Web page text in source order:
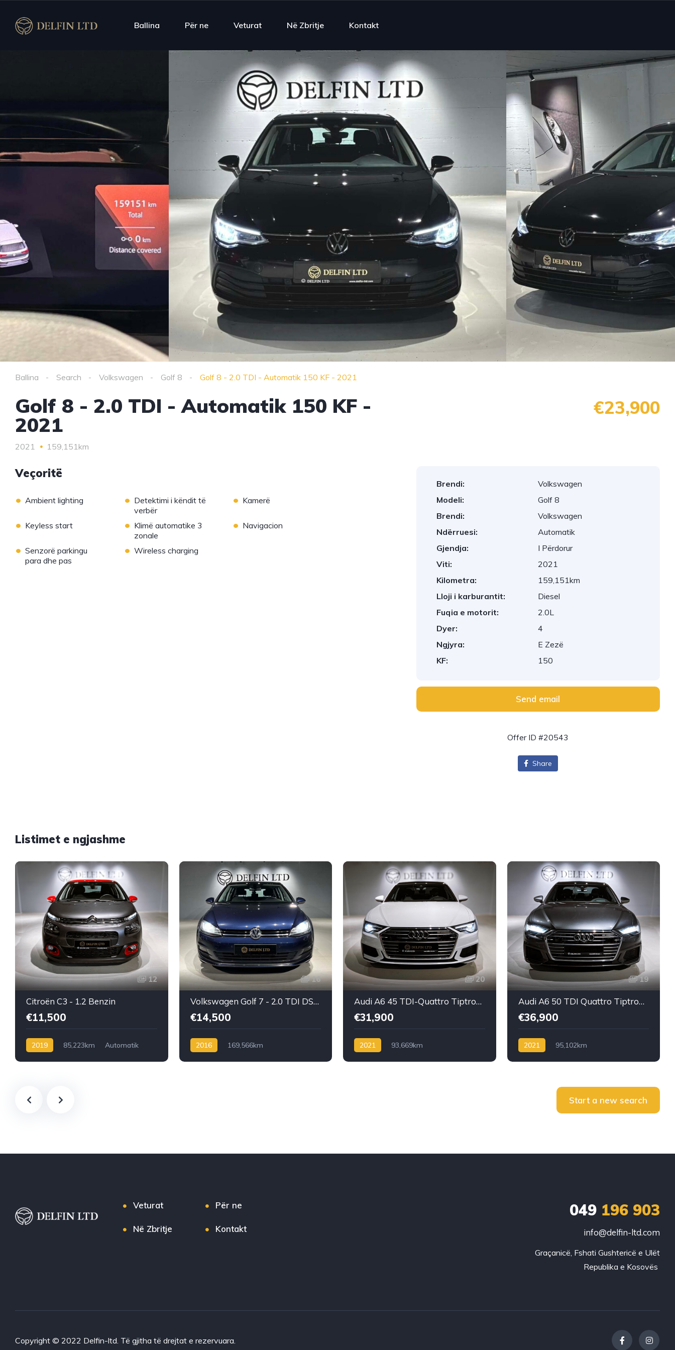
Ballina Për ne Veturat Në Zbritje Kontakt
Ballina Search Volkswagen Golf 8 Golf 8 - 2.0 TDI - Automatik 150 KF - 2021
Golf 8 - 2.0 TDI - Automatik 150 KF -
2021
2021 159,151km
€23,900
Veçoritë
• Ambient lighting • Detektimi i këndit të
verbër
• Kamerë
• Keyless start • Klimë automatike 3
zonale
• Navigacion
• Senzorë parkingu
para dhe pas
• Wireless charging
Brendi:
Volkswagen
Modeli:
Golf 8
Brendi:
Volkswagen
Ndërruesi:
Automatik
Gjendja:
I Përdorur
Viti:
2021
Kilometra:
159,151km
Lloji i karburantit:
Diesel
Fuqia e motorit:
2.0L
Dyer:
4
Ngjyra:
E Zezë
KF:
150
Send email
Offer ID #20543
Share
Listimet e ngjashme
12
Citroën C3 - 1.2 Benzin
€11,500
2019 85,223km
Automatik
16
Volkswagen Golf 7 - 2.0 TDI DSG Highline
€14,500
2016
169,566km
20
Audi A6 45 TDI-Quattro Tiptronic-Mild Hybrid
€31,900
2021
93,669km
19
Audi A6 50 TDI Quattro Tiptronic/Mild Hybrid
€36,900
2021
95,102km
Start a new search
Veturat Për ne
Në Zbritje Kontakt
049196 903
info@delfin-ltd.com
Graçanicë, Fshati Gushtericë e Ulët
Copyright © 2022 Delfin-ltd. Të gjitha të drejtat e rezervuara.